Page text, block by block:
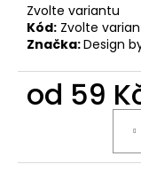
Zvolte variantu
Kód: Zvolte
Značka:Design
od 59
u
č
u
j
e
m